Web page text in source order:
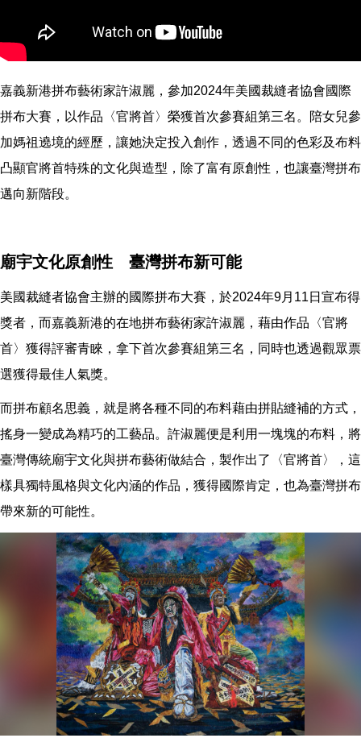
嘉義新港拼布藝術家許淑麗，參加2024年美國裁縫者協會國際
拼布大賽，以作品〈官將首〉榮獲首次參賽組第三名。陪女兒參
加媽祖遶境的經歷，讓她決定投入創作，透過不同的色彩及布料
凸顯官將首特殊的文化與造型，除了富有原創性，也讓臺灣拼布
邁向新階段。
廟宇文化原創性 臺灣拼布新可能
美國裁縫者協會主辦的國際拼布大賽，於2024年9月11日宣布得
獎者，而嘉義新港的在地拼布藝術家許淑麗，藉由作品〈官將
首〉獲得評審青睞，拿下首次參賽組第三名，同時也透過觀眾票
選獲得最佳人氣獎。
而拼布顧名思義，就是將各種不同的布料藉由拼貼縫補的方式，
搖身一變成為精巧的工藝品。許淑麗便是利用一塊塊的布料，將
臺灣傳統廟宇文化與拼布藝術做結合，製作出了〈官將首〉，這
樣具獨特風格與文化內涵的作品，獲得國際肯定，也為臺灣拼布
帶來新的可能性。